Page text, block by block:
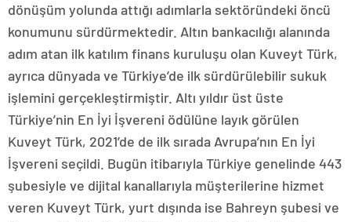
dönüşüm yolunda attığı adımlarla sektöründeki öncü
konumunu sürdürmektedir. Altın bankacılığı alanında
adım atan ilk katılım finans kuruluşu olan Kuveyt Türk,
ayrıca dünyada ve Türkiye’de ilk sürdürülebilir sukuk
işlemini gerçekleştirmiştir. Altı yıldır üst üste
Türkiye’nin En İyi İşvereni ödülüne layık görülen
Kuveyt Türk, 2021’de de ilk sırada Avrupa’nın En İyi
İşvereni seçildi. Bugün itibarıyla Türkiye genelinde 443
şubesiyle ve dijital kanallarıyla müşterilerine hizmet
veren Kuveyt Türk, yurt dışında ise Bahreyn şubesi ve